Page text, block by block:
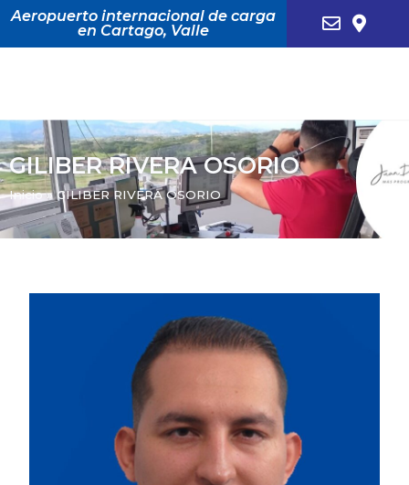
Aeropuerto internacional de carga
en Cartago, Valle
GILIBER RIVERA OSORIO
Inicio»GILIBER RIVERA OSORIO